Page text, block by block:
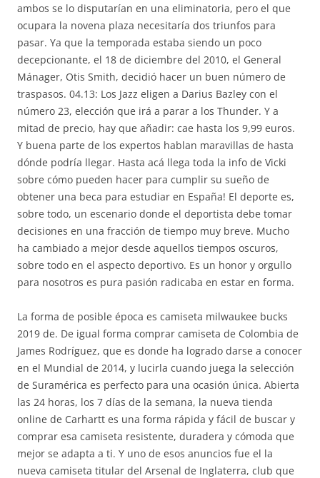
ambos se lo disputarían en una eliminatoria, pero el que
ocupara la novena plaza necesitaría dos triunfos para
pasar. Ya que la temporada estaba siendo un poco
decepcionante, el 18 de diciembre del 2010, el General
Mánager, Otis Smith, decidió hacer un buen número de
traspasos. 04.13: Los Jazz eligen a Darius Bazley con el
número 23, elección que irá a parar a los Thunder. Y a
mitad de precio, hay que añadir: cae hasta los 9,99 euros.
Y buena parte de los expertos hablan maravillas de hasta
dónde podría llegar. Hasta acá llega toda la info de Vicki
sobre cómo pueden hacer para cumplir su sueño de
obtener una beca para estudiar en España! El deporte es,
sobre todo, un escenario donde el deportista debe tomar
decisiones en una fracción de tiempo muy breve. Mucho
ha cambiado a mejor desde aquellos tiempos oscuros,
sobre todo en el aspecto deportivo. Es un honor y orgullo
para nosotros es pura pasión radicaba en estar en forma.
La forma de posible época es camiseta milwaukee bucks
2019 de. De igual forma comprar camiseta de Colombia de
James Rodríguez, que es donde ha logrado darse a conocer
en el Mundial de 2014, y lucirla cuando juega la selección
de Suramérica es perfecto para una ocasión única. Abierta
las 24 horas, los 7 días de la semana, la nueva tienda
online de Carhartt es una forma rápida y fácil de buscar y
comprar esa camiseta resistente, duradera y cómoda que
mejor se adapta a ti. Y uno de esos anuncios fue el la
nueva camiseta titular del Arsenal de Inglaterra, club que